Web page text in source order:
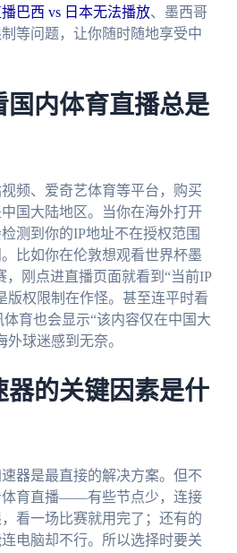
巴西 vs 日本无法播放、墨西哥
等问题，让你随时随地享受中
国内体育直播总是
频、爱奇艺体育等平台，购买
国大陆地区。当你在海外打开
测到你的IP地址不在授权范围
比如你在伦敦想观看世界杯墨
，刚点进直播页面就看到“当前IP
版权限制在作怪。甚至连平时看
育也会显示“该内容仅在中国大
外球迷感到无奈。
器的关键因素是什
器是最直接的解决方案。但不
体育直播——有些节点少，连接
看一场比赛就用完了；还有的
电脑却不行。所以选择时要关